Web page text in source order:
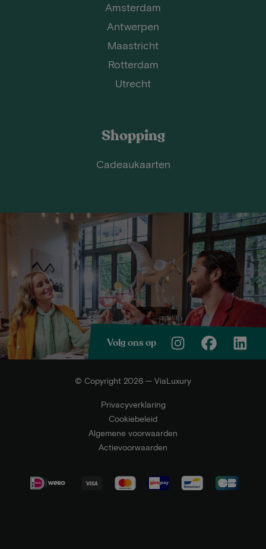
Amsterdam
Antwerpen
Maastricht
Rotterdam
Utrecht
Shopping
Cadeaukaarten
Volg ons op
© Copyright 2026 — ViaLuxury
Privacyverklaring
Cookiebeleid
Algemene voorwaarden
Actievoorwaarden